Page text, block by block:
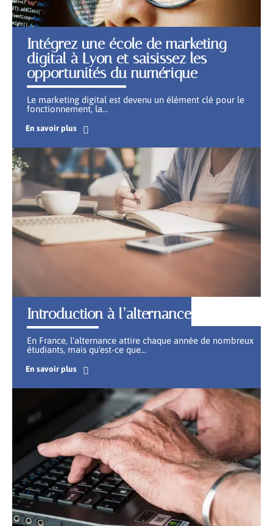
Intégrez une école de marketing
digital à Lyon et saisissez les
opportunités du numérique
Le marketing digital est devenu un élément clé pour le
fonctionnement, la…
En savoir plus
Introduction à l’alternance
En France, l'alternance attire chaque année de nombreux
étudiants, mais qu'est-ce que…
En savoir plus